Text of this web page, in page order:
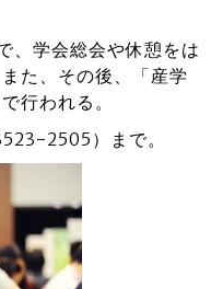
、学会総会や休憩をは
た、その後、「産学
行われる。
2505）まで。